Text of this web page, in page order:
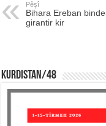
Pêşî
Bihara Ereban
girantir kir
KURDISTAN/48